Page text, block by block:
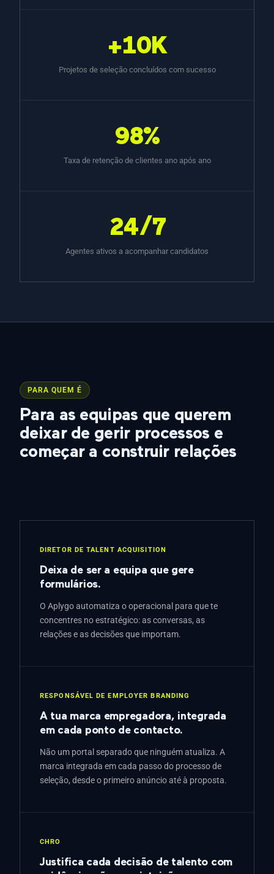
+10K
Projetos de seleção concluídos com sucesso
98%
Taxa de retenção de clientes ano após ano
24/7
Agentes ativos a acompanhar candidatos
PARA QUEM É
Para as equipas que querem
deixar de gerir processos e
começar a construir relações
DIRETOR DE TALENT ACQUISITION
Deixa de ser a equipa que gere
formulários.
O Aplygo automatiza o operacional para que te
concentres no estratégico: as conversas, as
relações e as decisões que importam.
RESPONSÁVEL DE EMPLOYER BRANDING
A tua marca empregadora, integrada
em cada ponto de contacto.
Não um portal separado que ninguém atualiza. A
marca integrada em cada passo do processo de
seleção, desde o primeiro anúncio até à proposta.
CHRO
Justifica cada decisão de talento com